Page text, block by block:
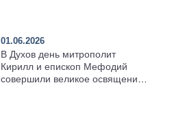
01.06.2026
В Духов день митрополит
Кирилл и епископ Мефодий
совершили великое освящение